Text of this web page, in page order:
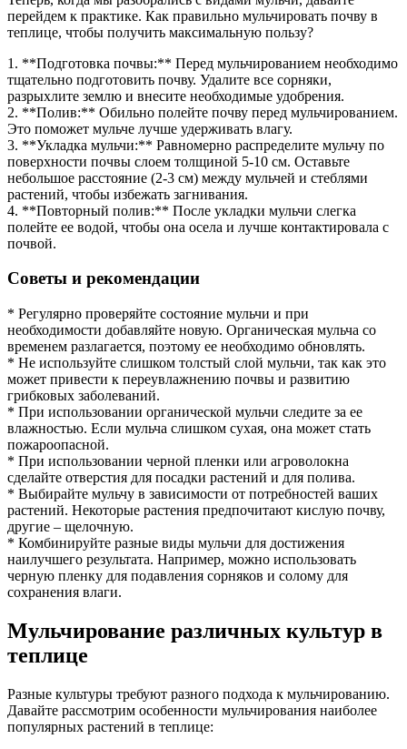
перейдем к практике. Как правильно мульчировать почву в
теплице, чтобы получить максимальную пользу?
1. **Подготовка почвы:** Перед мульчированием необходимо
тщательно подготовить почву. Удалите все сорняки,
разрыхлите землю и внесите необходимые удобрения.
2. **Полив:** Обильно полейте почву перед мульчированием.
Это поможет мульче лучше удерживать влагу.
3. **Укладка мульчи:** Равномерно распределите мульчу по
поверхности почвы слоем толщиной 5-10 см. Оставьте
небольшое расстояние (2-3 см) между мульчей и стеблями
растений, чтобы избежать загнивания.
4. **Повторный полив:** После укладки мульчи слегка
полейте ее водой, чтобы она осела и лучше контактировала с
почвой.
Советы и рекомендации
* Регулярно проверяйте состояние мульчи и при
необходимости добавляйте новую. Органическая мульча со
временем разлагается, поэтому ее необходимо обновлять.
* Не используйте слишком толстый слой мульчи, так как это
может привести к переувлажнению почвы и развитию
грибковых заболеваний.
* При использовании органической мульчи следите за ее
влажностью. Если мульча слишком сухая, она может стать
пожароопасной.
* При использовании черной пленки или агроволокна
сделайте отверстия для посадки растений и для полива.
* Выбирайте мульчу в зависимости от потребностей ваших
растений. Некоторые растения предпочитают кислую почву,
другие – щелочную.
* Комбинируйте разные виды мульчи для достижения
наилучшего результата. Например, можно использовать
черную пленку для подавления сорняков и солому для
сохранения влаги.
Мульчирование различных культур в
теплице
Разные культуры требуют разного подхода к мульчированию.
Давайте рассмотрим особенности мульчирования наиболее
популярных растений в теплице: